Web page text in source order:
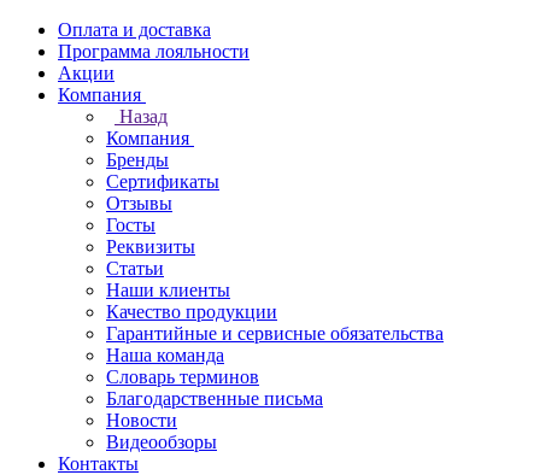
Оплата и доставка
Программа лояльности
Акции
Компания
Назад
Компания
Бренды
Сертификаты
Отзывы
Госты
Реквизиты
Статьи
Наши клиенты
Качество продукции
Гарантийные и сервисные обязательства
Наша команда
Словарь терминов
Благодарственные письма
Новости
Видеообзоры
Контакты